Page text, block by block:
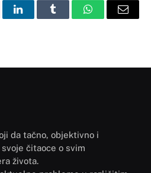
LinkedInTumblr WhatsAppEmail
da tačno, objektivno i
čitaoce o svim
života.